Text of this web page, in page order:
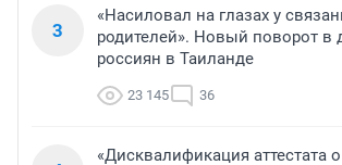
3
«Насиловал на глазах у
родителей». Новый поворот в
россиян в Таиланде
23 145 36
«Дисквалификация аттестата